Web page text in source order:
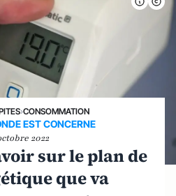
›CONSOMMATION
EST CONCERNE
2022
sur le plan de
que va